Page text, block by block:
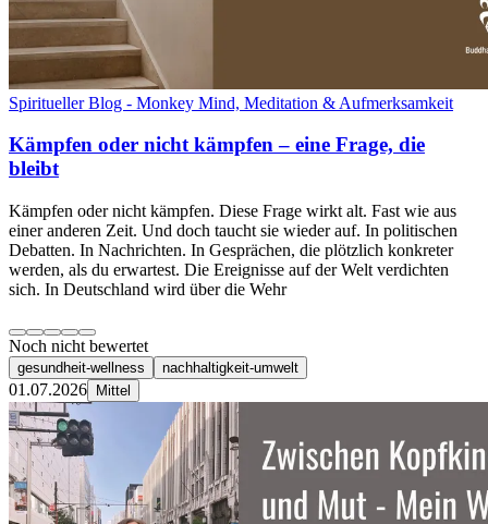
Spiritueller Blog - Monkey Mind, Meditation & Aufmerksamkeit
Kämpfen oder nicht kämpfen – eine Frage, die
bleibt
Kämpfen oder nicht kämpfen. Diese Frage wirkt alt. Fast wie aus
einer anderen Zeit. Und doch taucht sie wieder auf. In politischen
Debatten. In Nachrichten. In Gesprächen, die plötzlich konkreter
werden, als du erwartest. Die Ereignisse auf der Welt verdichten
sich. In Deutschland wird über die Wehr
Noch nicht bewertet
gesundheit-wellness nachhaltigkeit-umwelt
01.07.2026 Mittel